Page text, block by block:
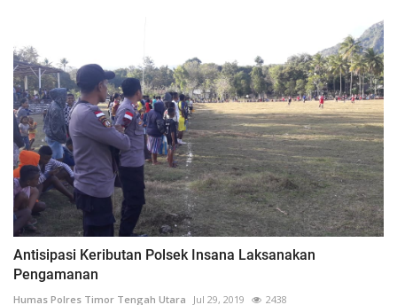
Antisipasi Keributan Polsek Insana Laksanakan
Pengamanan
Humas Polres Timor Tengah Utara Jul 29, 2019 2438